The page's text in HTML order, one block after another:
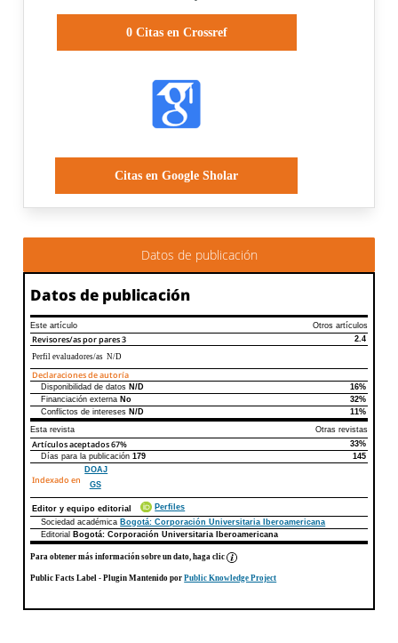
0Citas en Crossref
Citas en Google Sholar
Datos de publicación
Datos de publicación
Este artículo Otros artículos
Revisores/as por pares3
2.4
Perfil evaluadores/as N/D
Declaraciones de autoría
Declaraciones de autoríaEste artículo
Disponibilidad de datos N/D
16%
Financiación externa No
32%
Conflictos de intereses N/D
11%
Esta revista
Otras revistas
Artículos aceptados67%
33%
Días para la publicación179 145
Indexado en
DOAJ
GS
Editor y equipo editorial
Perfiles
Sociedad académica Bogotá: Corporación Universitaria Iberoamericana
Editorial
Bogotá: Corporación Universitaria Iberoamericana
Para obtener más información sobre un dato, haga clic
Public Facts Label - Plugin Mantenido porPublic Knowledge Project